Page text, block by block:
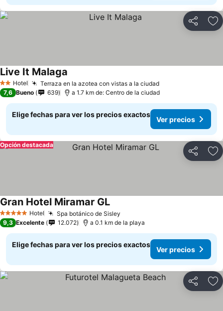
Compartir
2 Estrellas
Hotel Terraza en la azotea con vistas a la ciudad
Live It Malaga
7,6 Bueno 639 a 1.7 km de: Centro de la ciudad
Elige fechas para ver los precios exactos
Ver precios
Compartir
Opción destacada
5 Estrellas Hotel Spa botánico de Sisley
Gran Hotel Miramar GL
9,3 Excelente 12.072 a 0.1 km de la playa
Elige fechas para ver los precios exactos
Ver precios
Compartir